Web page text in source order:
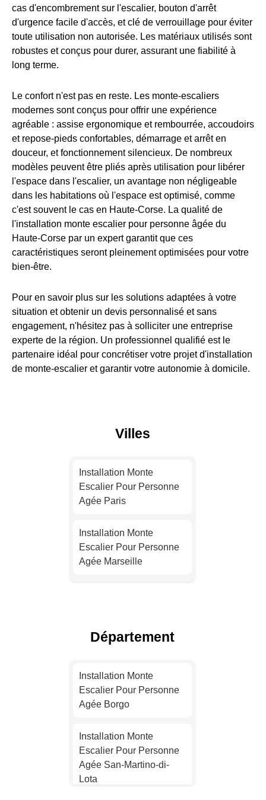
cas d'encombrement sur l'escalier, bouton d'arrêt
d'urgence facile d'accès, et clé de verrouillage pour éviter
toute utilisation non autorisée. Les matériaux utilisés sont
robustes et conçus pour durer, assurant une fiabilité à
long terme.
Le confort n'est pas en reste. Les monte-escaliers
modernes sont conçus pour offrir une expérience
agréable : assise ergonomique et rembourrée, accoudoirs
et repose-pieds confortables, démarrage et arrêt en
douceur, et fonctionnement silencieux. De nombreux
modèles peuvent être pliés après utilisation pour libérer
l'espace dans l'escalier, un avantage non négligeable
dans les habitations où l'espace est optimisé, comme
c'est souvent le cas en Haute-Corse. La qualité de
l'installation monte escalier pour personne âgée du
Haute-Corse par un expert garantit que ces
caractéristiques seront pleinement optimisées pour votre
bien-être.
Pour en savoir plus sur les solutions adaptées à votre
situation et obtenir un devis personnalisé et sans
engagement, n'hésitez pas à solliciter une entreprise
experte de la région. Un professionnel qualifié est le
partenaire idéal pour concrétiser votre projet d'installation
de monte-escalier et garantir votre autonomie à domicile.
Villes
Installation Monte
Escalier Pour Personne
Agée Paris
Installation Monte
Escalier Pour Personne
Agée Marseille
Agée Toulouse
Agée Nice
Installation Monte
Département
Installation Monte
Escalier Pour Personne
Agée Borgo
Installation Monte
Escalier Pour Personne
Agée San-Martino-di-
Lota